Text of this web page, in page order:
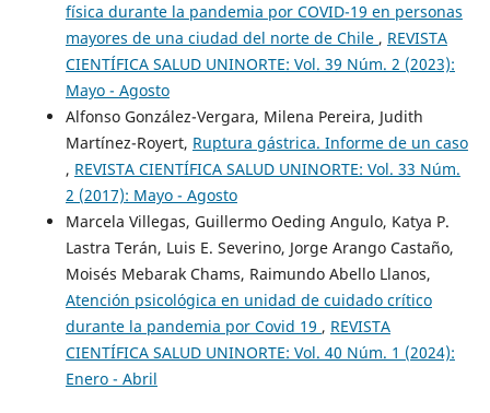
física durante la pandemia por COVID-19 en personas
mayores de una ciudad del norte de Chile , REVISTA
CIENTÍFICA SALUD UNINORTE: Vol. 39 Núm. 2 (2023):
Mayo - Agosto
Alfonso González-Vergara, Milena Pereira, Judith
Martínez-Royert, Ruptura gástrica. Informe de un caso
, REVISTA CIENTÍFICA SALUD UNINORTE: Vol. 33 Núm.
2 (2017): Mayo - Agosto
Marcela Villegas, Guillermo Oeding Angulo, Katya P.
Lastra Terán, Luis E. Severino, Jorge Arango Castaño,
Moisés Mebarak Chams, Raimundo Abello Llanos,
Atención psicológica en unidad de cuidado crítico
durante la pandemia por Covid 19 , REVISTA
CIENTÍFICA SALUD UNINORTE: Vol. 40 Núm. 1 (2024):
Enero - Abril